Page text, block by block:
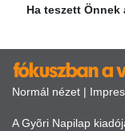
Ha teszett
Normál nézet |
A Gyõri Napilap